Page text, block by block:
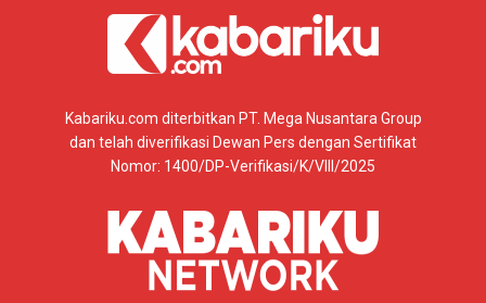
Kabariku.com diterbitkan PT. Mega Nusantara Group
dan telah diverifikasi Dewan Pers dengan Sertifikat
Nomor: 1400/DP-Verifikasi/K/VIII/2025